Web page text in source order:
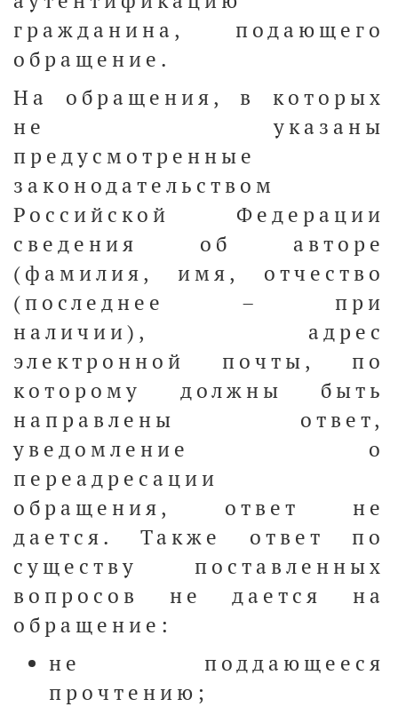
гражданина, подающего
обращение.
На обращения, в которых
не указаны
предусмотренные
законодательством
Российской Федерации
сведения об авторе
(фамилия, имя, отчество
(последнее – при
наличии), адрес
электронной почты, по
которому должны быть
направлены ответ,
уведомление о
переадресации
обращения, ответ не
дается. Также ответ по
существу поставленных
вопросов не дается на
обращение:
не поддающееся
прочтению;